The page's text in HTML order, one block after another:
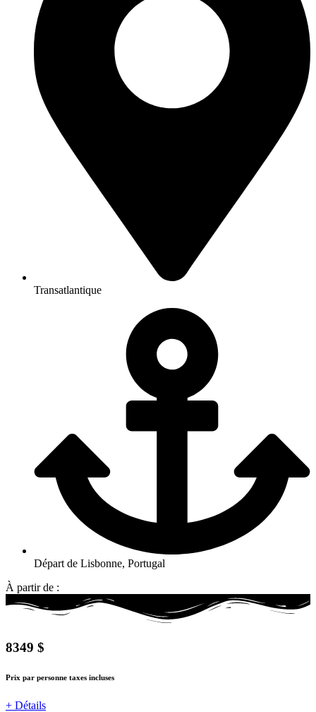
Transatlantique
Départ de Lisbonne, Portugal
À partir de :
8349 $
Prix par personne taxes incluses
+ Détails